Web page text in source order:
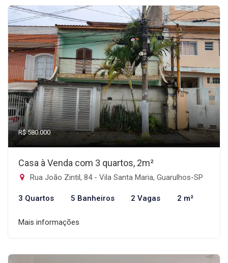
R$ 580.000
Casa à Venda com 3 quartos, 2m²
Rua João Zintil, 84 - Vila Santa Maria, Guarulhos-SP
3 Quartos 5 Banheiros 2 Vagas 2 m²
Mais informações